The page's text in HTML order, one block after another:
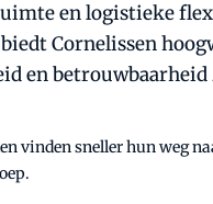
en logistieke
Cornelissen
en
vinden sneller hun weg